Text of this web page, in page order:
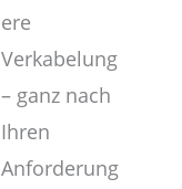
ere
Verkabelung
– ganz nach
Ihren
Anforderung